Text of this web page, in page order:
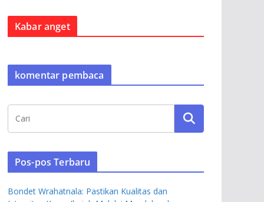
Kabar anget
komentar pembaca
Pos-pos Terbaru
Bondet Wrahatnala: Pastikan Kualitas dan